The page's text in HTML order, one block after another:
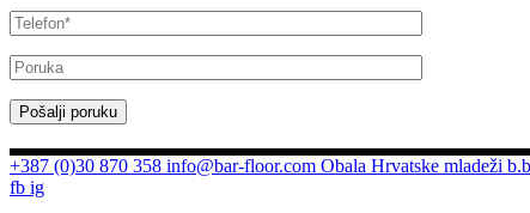
Pošalji poruku
+387 (0)30 870 358 info@bar-floor.com Obala Hrvatske mladeži
fb ig